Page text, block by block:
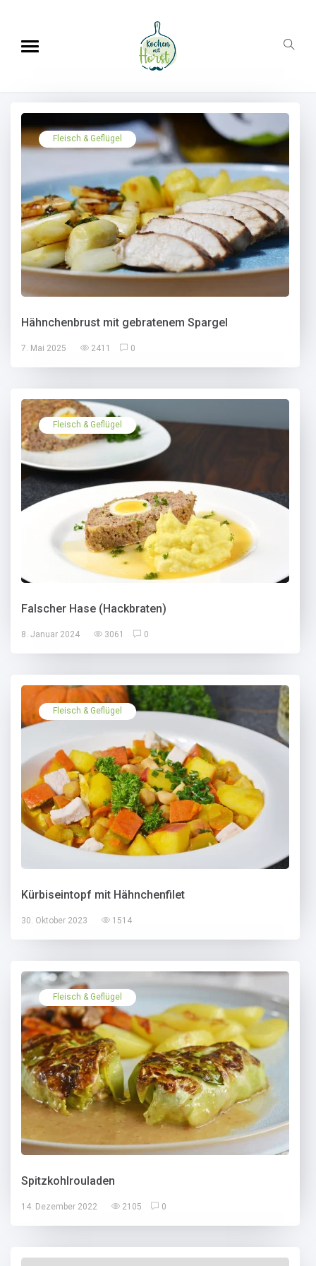
Fleisch & Geflügel
Hähnchenbrust mit gebratenem Spargel
7. Mai 2025 2411 0
Fleisch & Geflügel
Falscher Hase (Hackbraten)
8. Januar 2024 3061 0
Fleisch & Geflügel
Kürbiseintopf mit Hähnchenfilet
30. Oktober 2023 1514
Fleisch & Geflügel
Spitzkohlrouladen
14. Dezember 2022 2105 0